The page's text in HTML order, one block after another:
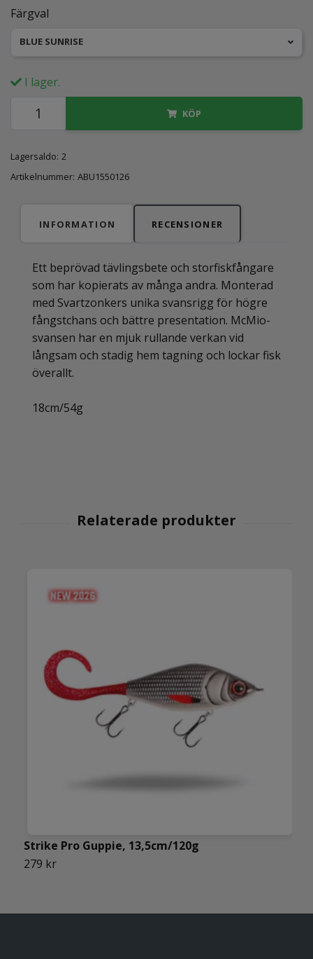
Färgval
BLUE SUNRISE
I lager.
KÖP
Lagersaldo: 2
Artikelnummer: ABU1550126
INFORMATION RECENSIONER
Ett beprövad tävlingsbete och storfiskfångare
som har kopierats av många andra. Monterad
med Svartzonkers unika svansrigg för högre
fångstchans och bättre presentation. McMio-
svansen har en mjuk rullande verkan vid
långsam och stadig hem tagning och lockar fisk
överallt.
18cm/54g
Strike Pro Guppie, 13,5cm/120g
279 kr